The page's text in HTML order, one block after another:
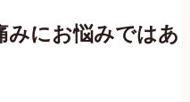
みにお悩みではあ